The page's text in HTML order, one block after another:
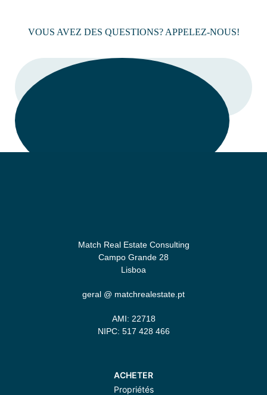
VOUS AVEZ DES QUESTIONS? APPELEZ-NOUS!
Match Real Estate Consulting
Campo Grande 28
Lisboa
geral @ matchrealestate.pt
AMI: 22718
NIPC: 517 428 466
ACHETER
Propriétés